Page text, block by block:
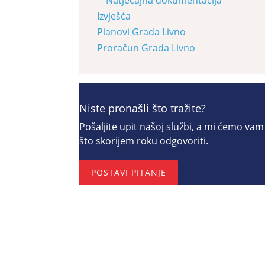
Izvješća
Planovi Grada Livno
Proračun Grada Livno
Niste pronašli što tražite?
Pošaljite upit našoj službi, a mi ćemo
što skorijem roku odgovoriti.
POSTAVI PITANJE